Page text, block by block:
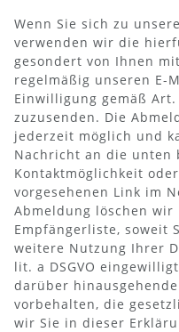
Wenn Sie sich zu
verwenden wir die
gesondert von Ihnen
regelmäßig unseren E-
Einwilligung gemäß Art.
zuzusenden. Die
jederzeit möglich und
Nachricht an die unten
Kontaktmöglichkeit
vorgesehenen Link im
Abmeldung löschen wir
Empfängerliste, soweit
weitere Nutzung Ihrer
lit. a DSGVO
darüber
vorbehalten, die
wir Sie in dieser